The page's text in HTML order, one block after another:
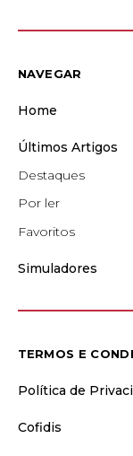
NAVEGAR
Home
Últimos Artigos
Destaques
Por ler
Favoritos
Simuladores
TERMOS E
Política de
Cofidis